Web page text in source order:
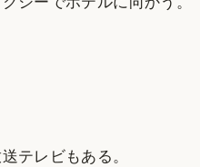
テレビもある。